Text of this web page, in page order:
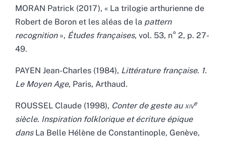
MORAN Patrick (2017), « La trilogie arthurienne de
Robert de Boron et les aléas de la pattern
recognition», Études françaises, vol. 53, n° 2, p. 27-
49.
PAYEN Jean-Charles (1984), Littérature française. 1.
Le Moyen Age, Paris, Arthaud.
ROUSSEL Claude (1998), Conter de geste au xive
siècle. Inspiration folklorique et écriture épique
dansLa Belle Hélène de Constantinople, Genève,